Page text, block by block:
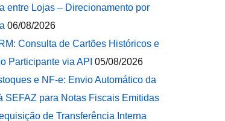
entre Lojas – Direcionamento por
06/08/2026
Consulta de Cartões Históricos e
Participante via API 05/08/2026
e NF-e: Envio Automático da
SEFAZ para Notas Fiscais Emitidas
de Transferência Interna